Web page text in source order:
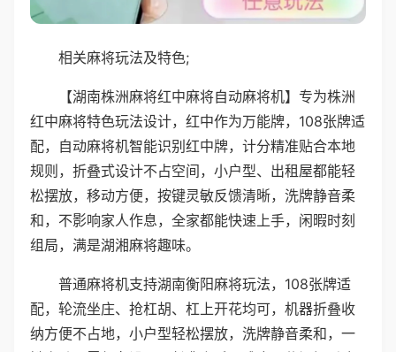
相关麻将玩法及特色;
【湖南株洲麻将红中麻将自动麻将机】专为株洲
红中麻将特色玩法设计，红中作为万能牌，108张牌适
配，自动麻将机智能识别红中牌，计分精准贴合本地
规则，折叠式设计不占空间，小户型、出租屋都能轻
松摆放，移动方便，按键灵敏反馈清晰，洗牌静音柔
和，不影响家人作息，全家都能快速上手，闲暇时刻
组局，满是湖湘麻将趣味。
普通麻将机支持湖南衡阳麻将玩法，108张牌适
配，轮流坐庄、抢杠胡、杠上开花均可，机器折叠收
纳方便不占地，小户型轻松摆放，洗牌静音柔和，一